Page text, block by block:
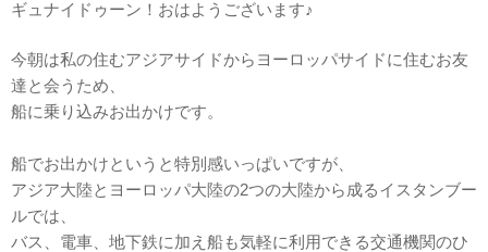
ギュナイドゥーン！おはようございます♪
今朝は私の住むアジアサイドからヨーロッパサイドに住むお友
達と会うため、
船に乗り込みお出かけです。
船でお出かけというと特別感いっぱいですが、
アジア大陸とヨーロッパ大陸の2つの大陸から成るイスタンブー
ルでは、
バス、電車、地下鉄に加え船も気軽に利用できる交通機関のひ